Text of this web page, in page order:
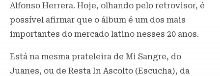
Alfonso Herrera. Hoje, olhando pelo retrovisor, é
possível afirmar que o álbum é um dos mais
importantes do mercado latino nesses 20 anos.
Está na mesma prateleira de Mi Sangre, do
Juanes, ou de Resta In Ascolto (Escucha), da